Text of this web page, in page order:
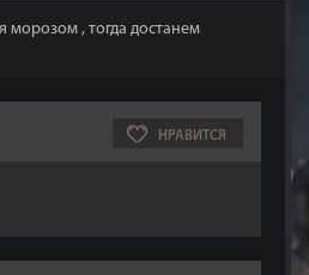
морозом , тогда достанем
НРАВИТСЯ